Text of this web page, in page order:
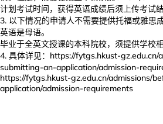
计划考试时间，获得英语成绩后须上传考试结
以下情况的申请人不需要提供托福或雅思成
英语是母语。
毕业于全英文授课的本科院校，须提供学校相
具体详见：https://fytgs.hkust-gz.edu.cn/
submitting-an-application/admission-
https://fytgs.hkust-gz.edu.cn/admissions/
application/admission-requirements